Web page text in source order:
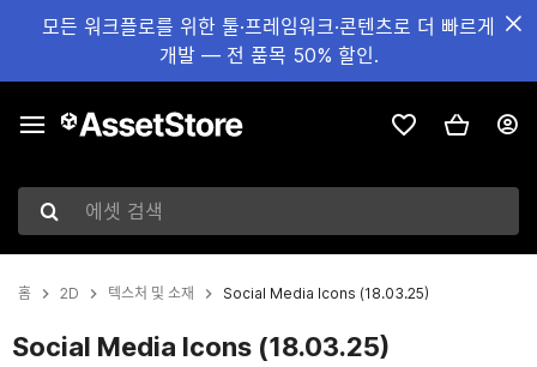
모든 워크플로를 위한 툴·프레임워크·콘텐츠로 더 빠르게
개발 — 전 품목 50% 할인.
에셋 검색
홈 2D 텍스처 및 소재 Social Media Icons (18.03.25)
Social Media Icons (18.03.25)